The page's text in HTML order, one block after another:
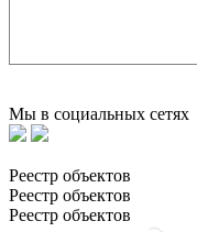
Мы в социальных сетях
Реестр объектов
Реестр объектов
Реестр объектов